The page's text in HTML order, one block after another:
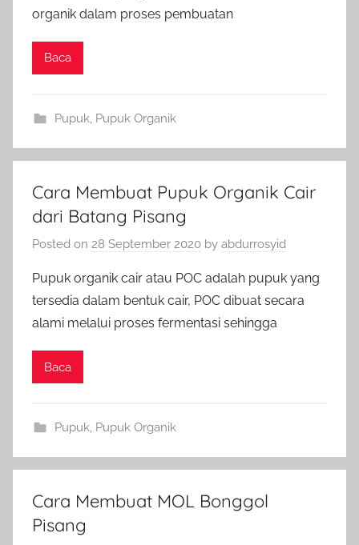
organik dalam proses pembuatan
Baca
Pupuk, Pupuk Organik
Cara Membuat Pupuk Organik Cair
dari Batang Pisang
Posted on 28 September 2020 by abdurrosyid
Pupuk organik cair atau POC adalah pupuk yang
tersedia dalam bentuk cair, POC dibuat secara
alami melalui proses fermentasi sehingga
Baca
Pupuk, Pupuk Organik
Cara Membuat MOL Bonggol
Pisang